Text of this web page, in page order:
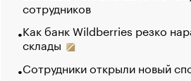
сотрудников
Как банк Wildberries резко
склады
Сотрудники открыли новый